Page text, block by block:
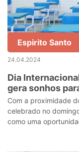
Espirito Santo
24.04.2024
Dia
gera sonhos
Com a proximidade
celebrado no
como uma